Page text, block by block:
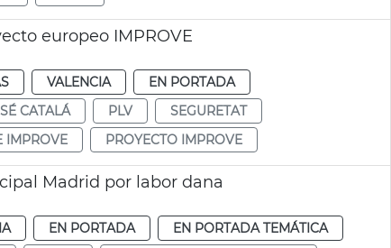
europeo IMPROVE
VALENCIA
EN PORTADA
CATALÁ PLV
SEGURETAT
IMPROVE PROYECTO IMPROVE
Madrid por labor dana
EN PORTADA
EN PORTADA TEMÁTICA